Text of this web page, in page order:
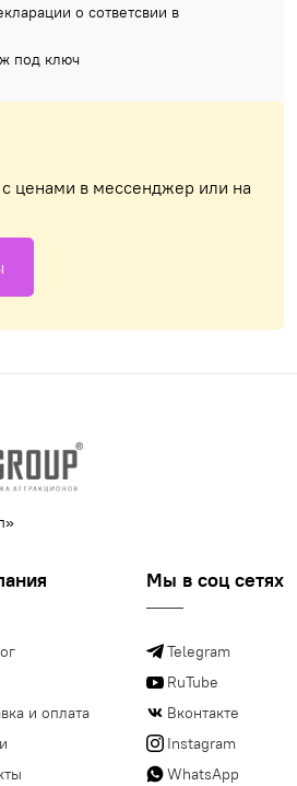
о сответсвии в
под ключ
с ценами в мессенджер или на
и оплата
Мы в соц сетях
Telegram
RuTube
Вконтакте
Instagram
WhatsApp